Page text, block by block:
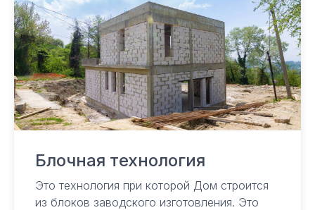
Блочная технология
Это технология при которой Дом строится
из блоков заводского изготовления. Это